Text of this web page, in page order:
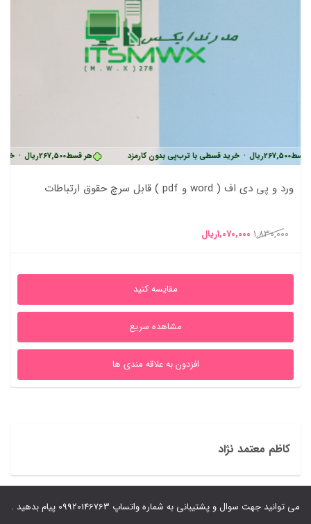
هر قسط267,500ریال • 267,500ریال • خرید قسطی با ترب‌پی بدون کارمزد
ورد و پی دی اف ( word و pdf ) قابل سرچ حقوق ارتباطات
1,830,000 قیمت
1,830,000ریال
1,070,000ریال
1,070,000ریال
مقایسه کنید
مشاهده سریع
افزدون به علاقه مندی ها
کاظم معتمد نژاد
می توانید جهت سوال و پشتیبانی به شماره واتساپ 09920146763 پیام بدهید .